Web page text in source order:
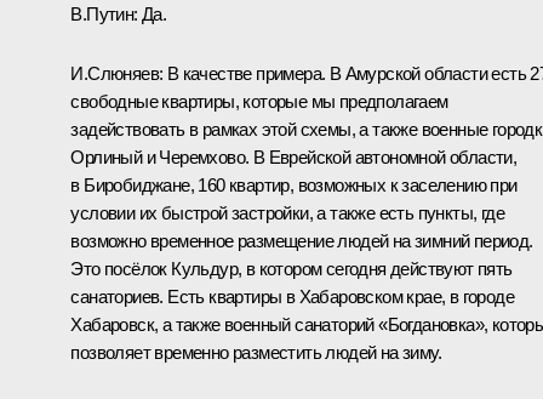
В.Путин: Да.
И.Слюняев: В качестве примера. В Амурской области есть
свободные квартиры, которые мы предполагаем
задействовать в рамках этой схемы, а также военные
Орлиный и Черемхово. В Еврейской автономной области,
в Биробиджане, 160 квартир, возможных к заселению при
условии их быстрой застройки, а также есть пункты, где
возможно временное размещение людей на зимний период.
Это посёлок Кульдур, в котором сегодня действуют пять
санаториев. Есть квартиры в Хабаровском крае, в городе
Хабаровск, а также военный санаторий «Богдановка»,
позволяет временно разместить людей на зиму.